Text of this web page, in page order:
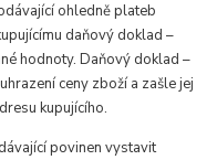
ohledně plateb
daňový doklad –
hodnoty. Daňový doklad –
ceny zboží a zašle jej
kupujícího.
povinen vystavit